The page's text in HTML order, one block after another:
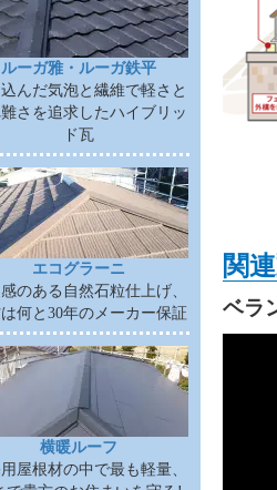
ルーガ雅・ルーガ鉄平
んだ気泡と繊維で軽さと
さを追求したハイブリッ
ド瓦
エコグラーニ
のある自然石粒仕上げ、
何と30年のメーカー保証
横暖ルーフ
屋根材の中で最も軽量、
関
ベラ